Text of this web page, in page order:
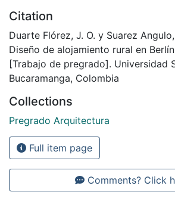
Citation
Duarte Flórez, J. O. y Suarez
Diseño de alojamiento rural en
[Trabajo de pregrado]. Universidad
Bucaramanga, Colombia
Collections
Pregrado Arquitectura
Full item page
Comments? Click